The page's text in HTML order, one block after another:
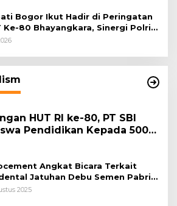
Bogor Ikut Hadir di Peringatan
Ke-80 Bhayangkara, Sinergi Polri
Pemkab Bogor Jadi Kunci Menjaga
HUT RI ke-80, PT SBI
Pendidikan Kepada 500
Angkat Bicara Terkait
Jatuhan Debu Semen Pabrik
2025